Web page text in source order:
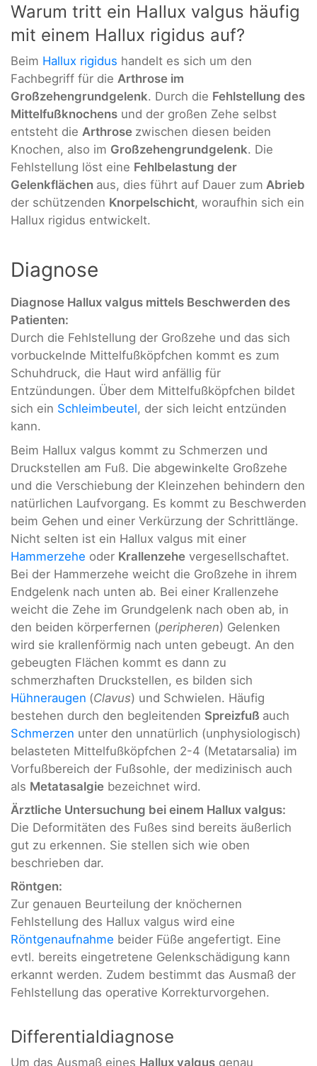
Warum tritt ein Hallux valgus häufig
mit einem Hallux rigidus auf?
Beim Hallux rigidus handelt es sich um den
Fachbegriff für die Arthrose im
Großzehengrundgelenk. Durch die Fehlstellung des
Mittelfußknochens und der großen Zehe selbst
entsteht die Arthrose zwischen diesen beiden
Knochen, also im Großzehengrundgelenk. Die
Fehlstellung löst eine Fehlbelastung der
Gelenkflächen aus, dies führt auf Dauer zum Abrieb
der schützenden Knorpelschicht, woraufhin sich ein
Hallux rigidus entwickelt.
Diagnose
Diagnose Hallux valgus mittels Beschwerden des
Patienten:
Durch die Fehlstellung der Großzehe und das sich
vorbuckelnde Mittelfußköpfchen kommt es zum
Schuhdruck, die Haut wird anfällig für
Entzündungen. Über dem Mittelfußköpfchen bildet
sich ein Schleimbeutel, der sich leicht entzünden
kann.
Beim Hallux valgus kommt zu Schmerzen und
Druckstellen am Fuß. Die abgewinkelte Großzehe
und die Verschiebung der Kleinzehen behindern den
natürlichen Laufvorgang. Es kommt zu Beschwerden
beim Gehen und einer Verkürzung der Schrittlänge.
Nicht selten ist ein Hallux valgus mit einer
Hammerzehe oder Krallenzehe vergesellschaftet.
Bei der Hammerzehe weicht die Großzehe in ihrem
Endgelenk nach unten ab. Bei einer Krallenzehe
weicht die Zehe im Grundgelenk nach oben ab, in
den beiden körperfernen (peripheren) Gelenken
wird sie krallenförmig nach unten gebeugt. An den
gebeugten Flächen kommt es dann zu
schmerzhaften Druckstellen, es bilden sich
Hühneraugen (Clavus) und Schwielen. Häufig
bestehen durch den begleitenden Spreizfuß auch
Schmerzen unter den unnatürlich (unphysiologisch)
belasteten Mittelfußköpfchen 2-4 (Metatarsalia) im
Vorfußbereich der Fußsohle, der medizinisch auch
als Metatasalgie bezeichnet wird.
Ärztliche Untersuchung bei einem Hallux valgus:
Die Deformitäten des Fußes sind bereits äußerlich
gut zu erkennen. Sie stellen sich wie oben
beschrieben dar.
Röntgen:
Zur genauen Beurteilung der knöchernen
Fehlstellung des Hallux valgus wird eine
Röntgenaufnahme beider Füße angefertigt. Eine
evtl. bereits eingetretene Gelenkschädigung kann
erkannt werden. Zudem bestimmt das Ausmaß der
Fehlstellung das operative Korrekturvorgehen.
Differentialdiagnose
Um das Ausmaß eines Hallux valgus genau